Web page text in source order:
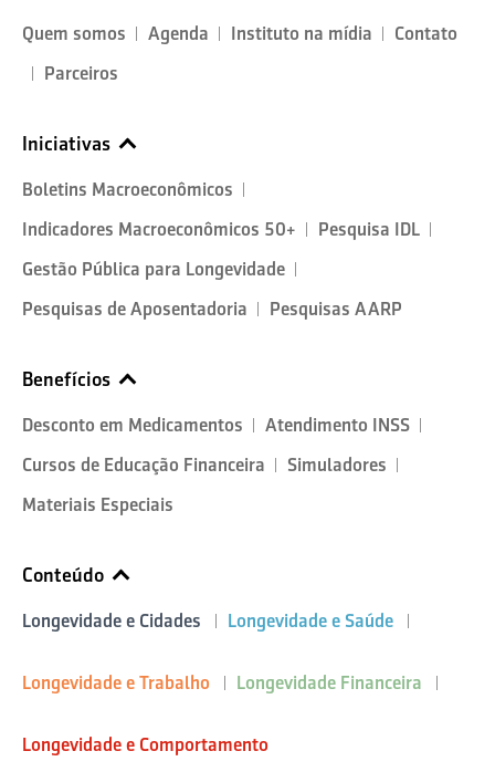
Quem somos Agenda Instituto na mídia
Contato
Parceiros
Iniciativas
Boletins Macroeconômicos
Indicadores Macroeconômicos 50+
Pesquisa IDL
Gestão Pública para Longevidade
Pesquisas de Aposentadoria
Pesquisas AARP
Benefícios
Desconto em Medicamentos
Atendimento INSS
Cursos de Educação Financeira
Simuladores
Materiais Especiais
Conteúdo
Longevidade e Cidades Longevidade e Saúde
Longevidade e Trabalho Longevidade Financeira
Longevidade e Comportamento